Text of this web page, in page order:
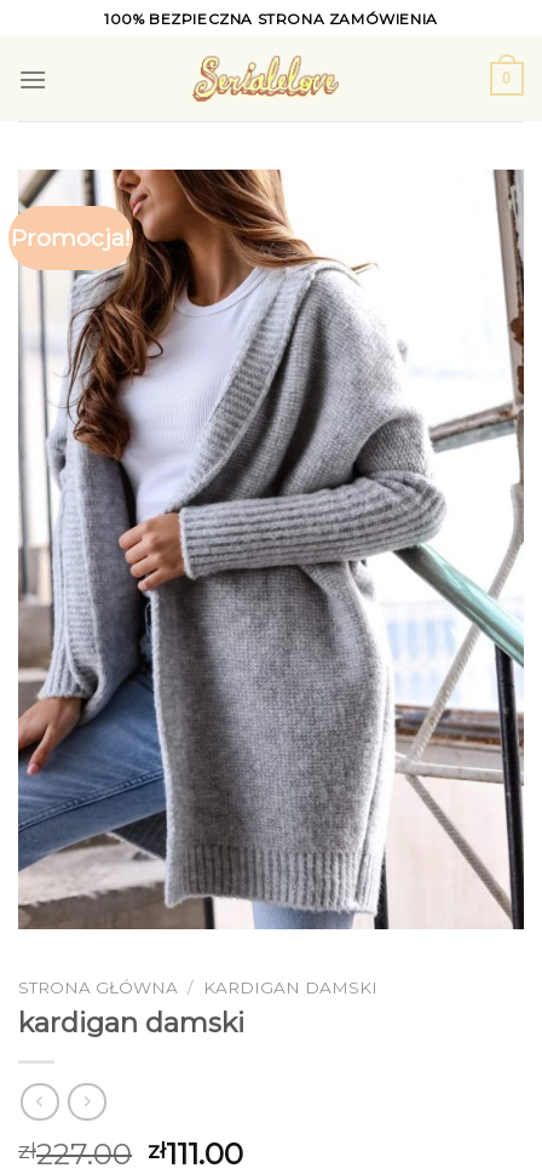
content
100% BEZPIECZNA STRONA ZAMÓWIENIA
0
Promocja!
STRONA GŁÓWNA / KARDIGAN DAMSKI
kardigan damski
zł227.00 zł111.00